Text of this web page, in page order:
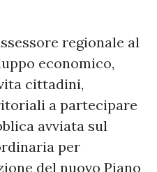
regionale al
economico,
cittadini,
a partecipare
avviata sul
per
del nuovo Piano